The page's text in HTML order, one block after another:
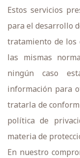
Estos servicios
para el desarrollo
tratamiento de los
las mismas
ningún caso
información para
tratarla de
política de
materia de
En nuestro